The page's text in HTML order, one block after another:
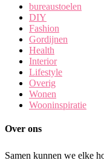
bureaustoelen
DIY
Fashion
Gordijnen
Health
Interior
Lifestyle
Overig
Wonen
Wooninspiratie
Over ons
Samen kunnen we elke